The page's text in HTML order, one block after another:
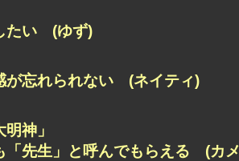
たい (ゆず)
が忘れられない (ネイティ)
神」
「先生」と呼んでもらえる (カ